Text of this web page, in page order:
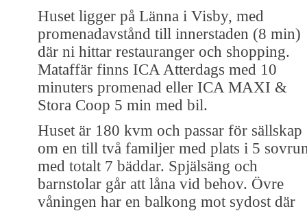
Huset ligger på Länna i Visby, med
promenadavstånd till innerstaden (8 min)
där ni hittar restauranger och shopping.
Mataffär finns ICA Atterdags med 10
minuters promenad eller ICA MAXI &
Stora Coop 5 min med bil.
Huset är 180 kvm och passar för sällskap
om en till två familjer med plats i 5
med totalt 7 bäddar. Spjälsäng och
barnstolar går att låna vid behov. Övre
våningen har en balkong mot sydost där